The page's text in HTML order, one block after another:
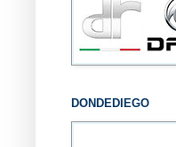
DONDEDIEGO